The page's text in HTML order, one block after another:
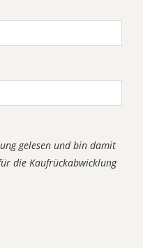
gelesen und bin damit
die Kaufrückabwicklung